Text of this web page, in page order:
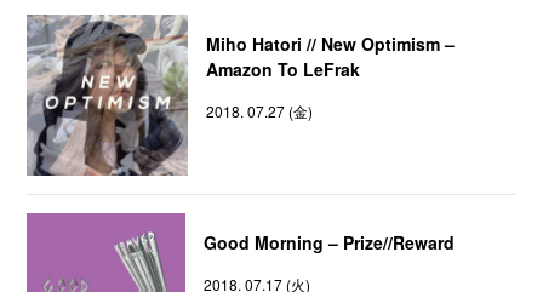
Miho Hatori // New Optimism –
Amazon To LeFrak
2018. 07.27 (金)
Good Morning – Prize//Reward
2018. 07.17 (火)